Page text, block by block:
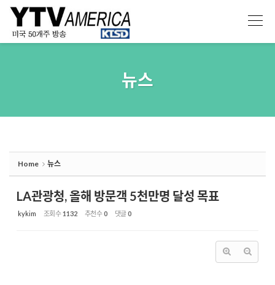
뉴스
Home 뉴스
LA관광청, 올해 방문객 5천만명 달성 목표
kykim 조회 수1132 추천 수0 댓글0